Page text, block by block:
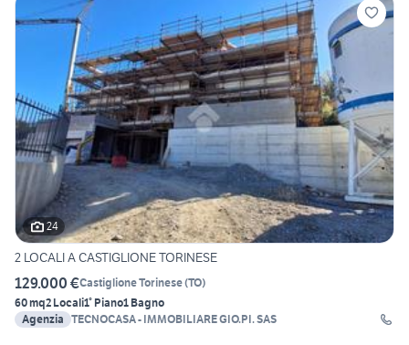
24
2 LOCALI A CASTIGLIONE TORINESE
129.000 €Castiglione Torinese(TO)
60 mq2 Locali1° Piano1 Bagno
Agenzia TECNOCASA - IMMOBILIARE GIO.PI. SAS